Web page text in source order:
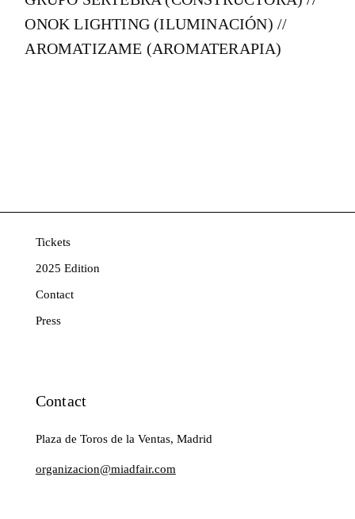
ONOK LIGHTING (ILUMINACIÓN) //
AROMATIZAME (AROMATERAPIA)
Tickets
2025 Edition
Contact
Press
Contact
Plaza de Toros de la Ventas, Madrid
organizacion@miadfair.com